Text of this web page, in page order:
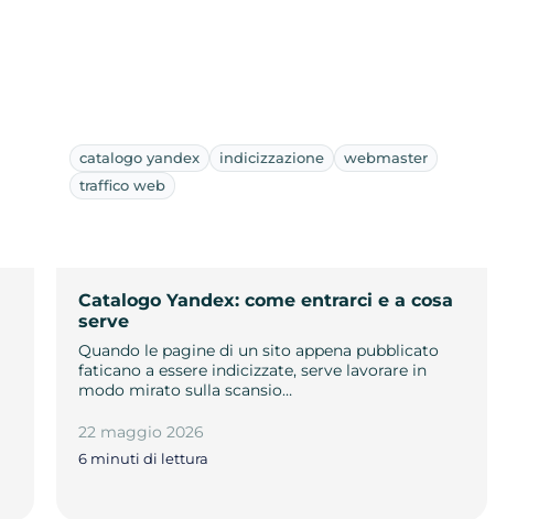
catalogo yandex indicizzazione
webmaster
traffico web
Catalogo Yandex: come entrarci e a cosa
serve
Quando le pagine di un sito appena pubblicato
faticano a essere indicizzate, serve lavorare in
modo mirato sulla scansio…
22 maggio 2026
6 minuti di lettura